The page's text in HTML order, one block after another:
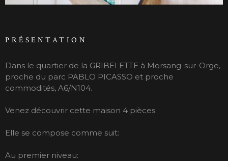
PRÉSENTATION
Dans le quartier de la GRIBELETTE à Morsang-sur-Orge,
proche du parc PABLO PICASSO et proche
commodités, A6/N104.
Venez découvrir cette maison 4 pièces.
Elle se compose comme suit:
Au premier niveau: